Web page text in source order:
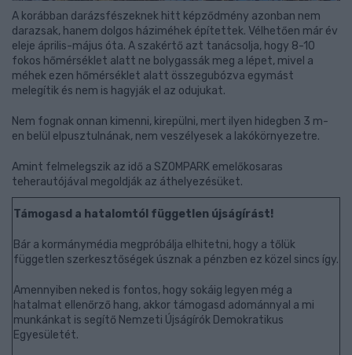
A korábban darázsfészeknek hitt képződmény azonban nem
darazsak, hanem dolgos háziméhek építettek. Vélhetően már év
eleje április-május óta. A szakértő azt tanácsolja, hogy 8-10
fokos hőmérséklet alatt ne bolygassák meg a lépet, mivel a
méhek ezen hőmérséklet alatt összegubózva egymást
melegítik és nem is hagyják el az odujukat.
Nem fognak onnan kimenni, kirepülni, mert ilyen hidegben 3 m-
en belül elpusztulnának, nem veszélyesek a lakókörnyezetre.
Amint felmelegszik az idő a SZOMPARK emelőkosaras
teherautójával megoldják az áthelyezésüket.
Támogasd a hatalomtól független újságírást!
Bár a kormánymédia megpróbálja elhitetni, hogy a tőlük
független szerkesztőségek úsznak a pénzben ez közel sincs így.
Amennyiben neked is fontos, hogy sokáig legyen még a
hatalmat ellenőrző hang, akkor támogasd adománnyal a mi
munkánkat is segítő Nemzeti Újságírók Demokratikus
Egyesületét.